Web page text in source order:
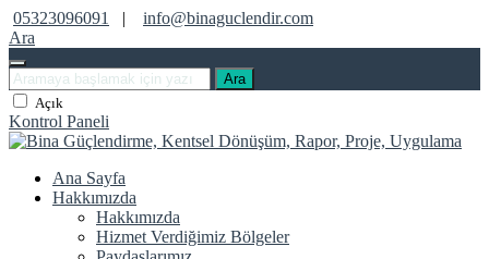
05323096091 |
info@binaguclendir.com
Ara
Ara
Açık
Kontrol Paneli
Ana Sayfa
Hakkımızda
Hakkımızda
Hizmet Verdiğimiz Bölgeler